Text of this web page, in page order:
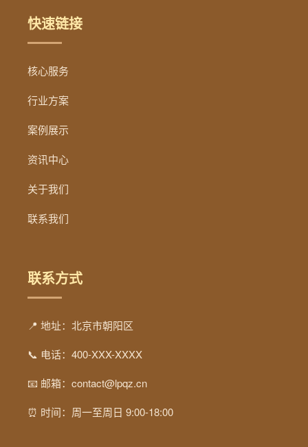
快速链接
核心服务
行业方案
案例展示
资讯中心
关于我们
联系我们
联系方式
📍 地址：北京市朝阳区
📞 电话：400-XXX-XXXX
📧 邮箱：contact@lpqz.cn
⏰ 时间：周一至周日 9:00-18:00